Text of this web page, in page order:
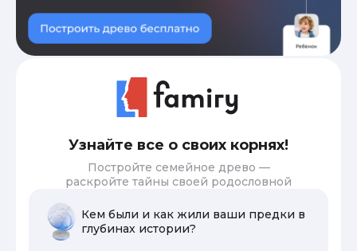
Узнайте все о своих корнях!
Постройте семейное древо —
раскройте тайны своей родословной
Кем были и как жили ваши предки в
глубинах истории?